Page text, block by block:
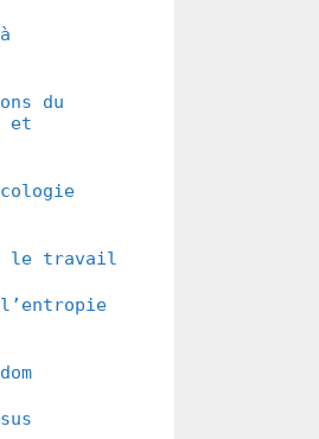
du
et
le travail
l’entropie